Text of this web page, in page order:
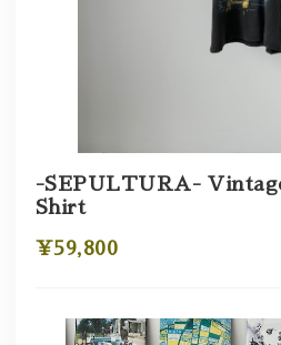
-SEPULTURA-
Shirt
¥59,800